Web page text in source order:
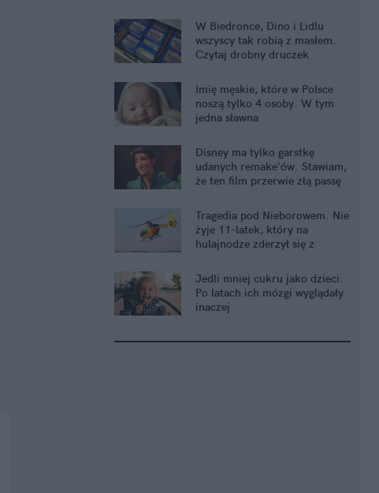
W Biedronce, Dino i Lidlu
wszyscy tak robią z masłem.
Czytaj drobny druczek
Imię męskie, które w Polsce
noszą tylko 4 osoby. W tym
jedna sławna
Disney ma tylko garstkę
udanych remake'ów. Stawiam,
że ten film przerwie złą passę
Tragedia pod Nieborowem. Nie
żyje 11-latek, który na
hulajnodze zderzył się z
Jedli mniej cukru jako dzieci.
Po latach ich mózgi wyglądały
inaczej